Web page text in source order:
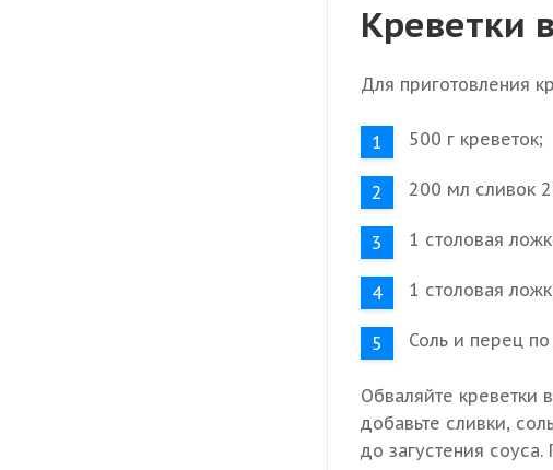
Креветки
Для приготовления
500 г креветок;
200 мл сливок
1 столовая
1 столовая
Соль и перец по
Обваляйте креветки
добавьте сливки,
до загустения